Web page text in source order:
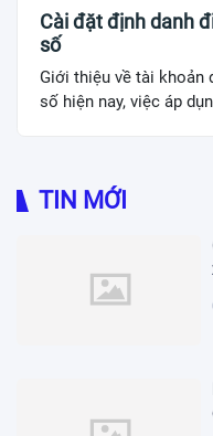
Cài đặt định danh
số
Giới thiệu về tài khoản
số hiện nay, việc áp
TIN MỚI